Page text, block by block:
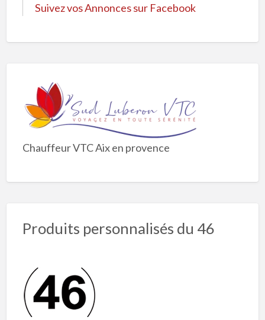
Suivez vos Annonces sur Facebook
Chauffeur VTC Aix en provence
Produits personnalisés du 46